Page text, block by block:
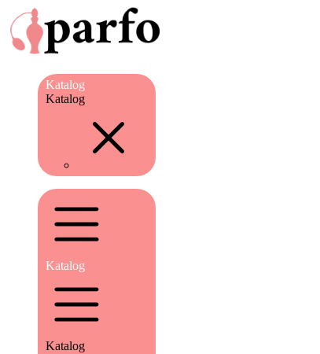
Katalog
Katalog
Katalog
Katalog